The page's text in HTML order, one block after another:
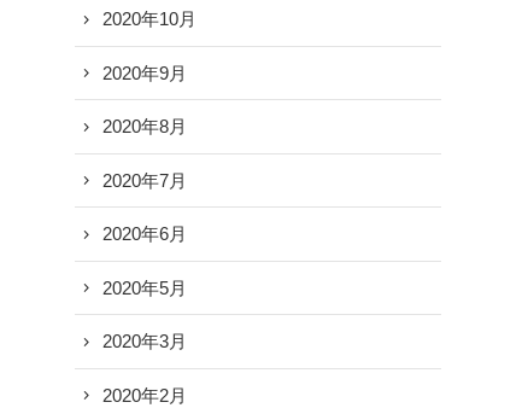
2020年10月
2020年9月
2020年8月
2020年7月
2020年6月
2020年5月
2020年3月
2020年2月